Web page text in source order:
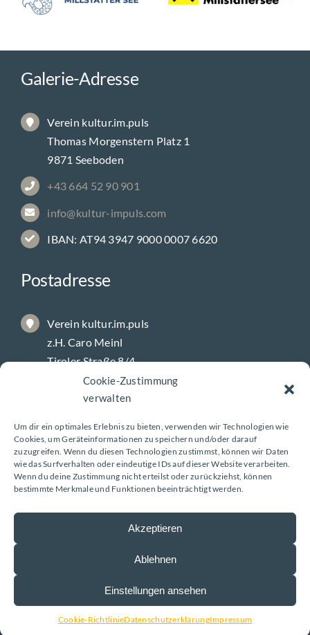
Cookie-Zustimmung
verwalten
Um dir ein optimales Erlebnis zu bieten, verwenden wir Technologien wie
Cookies, um Geräteinformationen zu speichern und/oder darauf
zuzugreifen. Wenn du diesen Technologien zustimmst, können wir Daten
wie das Surfverhalten oder eindeutige IDs auf dieser Website verarbeiten.
Wenn du deine Zustimmung nicht erteilst oder zurückziehst, können
bestimmte Merkmale und Funktionen beeinträchtigt werden.
Akzeptieren
Ablehnen
Einstellungen ansehen
Cookie-RichtlinieDatenschutzerklärungImpressum
Galerie-Adresse
Verein kultur.im.puls
Thomas Morgenstern Platz 1
9871 Seeboden
+43 664 52 90 901
info@kultur-impuls.com
IBAN: AT94 3947 9000 0007 6620
Postadresse
Verein kultur.im.puls
z.H. Caro Meinl
Tiroler Straße 8/4
9800 Spittal/Drau
Galerie-Öffnungszeiten
Montag – Freitag
www.ARGEntur.at